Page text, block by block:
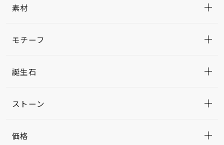
素材
モチーフ
誕生石
ストーン
価格